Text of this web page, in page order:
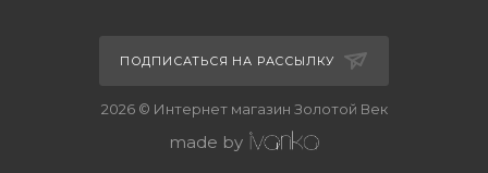
ПОДПИСАТЬСЯ НА РАССЫЛКУ
2026 © Интернет магазин Золотой Век
made by